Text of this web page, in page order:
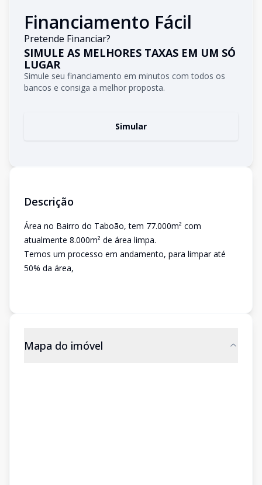
Financiamento Fácil
Pretende Financiar?
SIMULE AS MELHORES TAXAS EM UM SÓ
LUGAR
Simule seu financiamento em minutos com todos os
bancos e consiga a melhor proposta.
Simular
Descrição
Área no Bairro do Taboão, tem 77.000m² com
atualmente 8.000m² de área limpa.
Temos um processo em andamento, para limpar até
50% da área,
Mapa do imóvel